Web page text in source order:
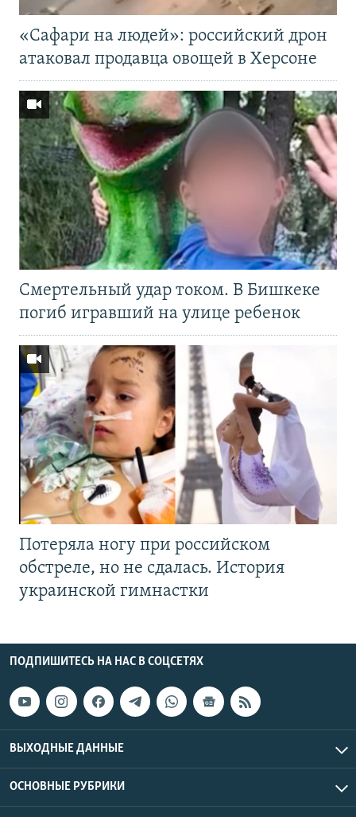
«Cафари на людей»: российский дрон
атаковал продавца овощей в Херсоне
Смертельный удар током. В Бишкеке
погиб игравший на улице ребенок
Потеряла ногу при российском
обстреле, но не сдалась. История
украинской гимнастки
ПОДПИШИТЕСЬ НА НАС В СОЦСЕТЯХ
ВЫХОДНЫЕ ДАННЫЕ
ОСНОВНЫЕ РУБРИКИ